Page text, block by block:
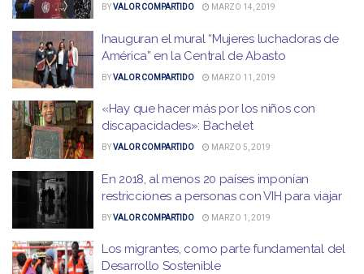
BYVALOR COMPARTIDO MARZO 14, 2019
Inauguran el mural “Mujeres luchadoras de
América” en la Central de Abasto
BYVALOR COMPARTIDO MARZO 11, 2019
«Hay que hacer más por los niños con
discapacidades»: Bachelet
BYVALOR COMPARTIDO MARZO 5, 2019
En 2018, al menos 20 países imponían
restricciones a personas con VIH para viajar
BYVALOR COMPARTIDO MARZO 1, 2019
Los migrantes, como parte fundamental del
Desarrollo Sostenible